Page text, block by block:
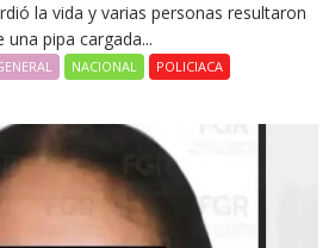
la vida y varias personas resultaron
pipa cargada...
NACIONAL
POLICIACA